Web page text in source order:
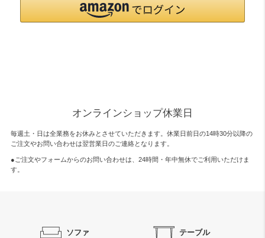
オンラインショップ休業日
毎週土・日は全業務をお休みとさせていただきます。休業日前日の14時30分以降の
ご注文やお問い合わせは翌営業日のご連絡となります。
●ご注文やフォームからのお問い合わせは、 24時間・年中無休でご利用いただけま
す。
ソファ テーブル